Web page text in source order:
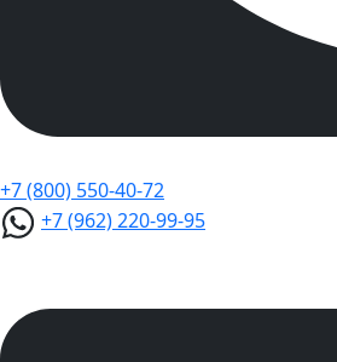
+7 (800) 550-40-72
+7 (962) 220-99-95